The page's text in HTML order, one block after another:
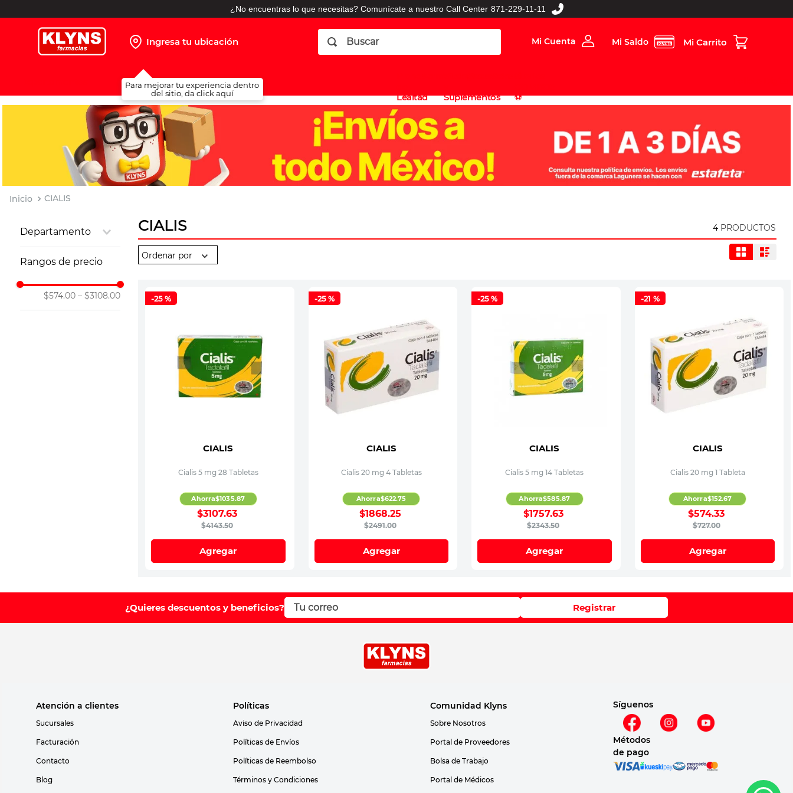
¿No encuentras lo que necesitas? Comunícate a nuestro Call Center 871-229-11-11
Ingresa tu ubicación
Para mejorar tu experiencia dentro
del sitio, da click aquí
Buscar
Mi Cuenta Mi Saldo
Lealtad
Suplementos
⚽️
CIALIS
Departamento
Rangos de precio
$574.00 – $3108.00
CIALIS 4 PRODUCTOS
-25 %
CIALIS
Cialis 5 mg 28 Tabletas
$4143.50
$3107.63
Ahorra$1035.87
Agregar
-25 %
CIALIS
Cialis 20 mg 4 Tabletas
$2491.00
$1868.25
Ahorra$622.75
Agregar
-25 %
CIALIS
Cialis 5 mg 14 Tabletas
$2343.50
$1757.63
Ahorra$585.87
Agregar
-21 %
CIALIS
Cialis 20 mg 1 Tableta
$727.00
$574.33
Ahorra$152.67
Agregar
¿Quieres descuentos y beneficios? Registrar
Atención a clientes
Sucursales
Facturación
Contacto
Blog
Políticas
Aviso de Privacidad
Políticas de Envíos
Políticas de Reembolso
Términos y Condiciones
Comunidad Klyns
Sobre Nosotros
Portal de Proveedores
Bolsa de Trabajo
Portal de Médicos
Síguenos
Métodos
de pago
protector solar
misoprostol
shampoo
.
toallitas humedas
8.
pañales huggies
9.
ibuprofeno